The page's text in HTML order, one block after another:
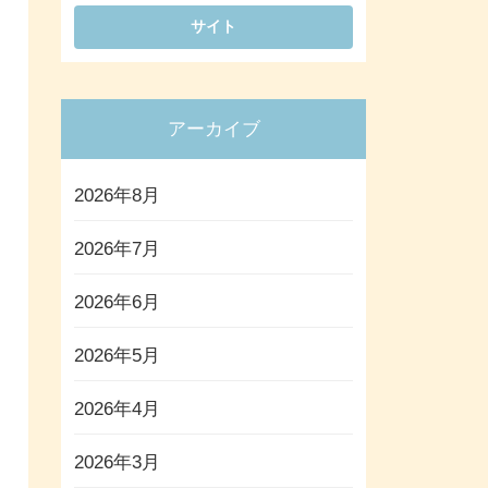
アーカイブ
2026年8月
2026年7月
2026年6月
2026年5月
2026年4月
2026年3月